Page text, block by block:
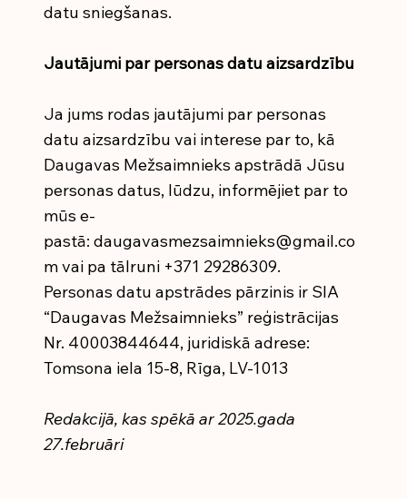
datu sniegšanas.
Jautājumi par personas datu aizsardzību
Ja jums rodas jautājumi par personas
datu aizsardzību vai interese par to, kā
Daugavas Mežsaimnieks apstrādā Jūsu
personas datus, lūdzu, informējiet par to
mūs e-
pastā: daugavasmezsaimnieks@gmail.co
mvai pa tālruni +371 29286309.
Personas datu apstrādes pārzinis ir SIA
“Daugavas Mežsaimnieks” reģistrācijas
Nr. 40003844644, juridiskā adrese:
Tomsona iela 15-8, Rīga, LV-1013
Redakcijā, kas spēkā ar 2025.gada
27.februāri